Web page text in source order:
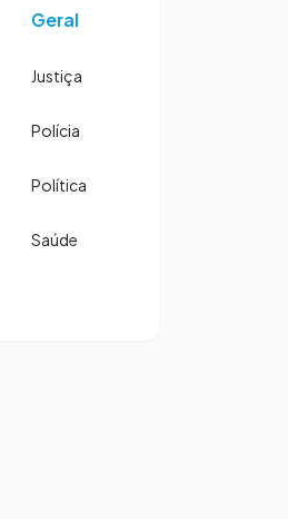
Geral
Justiça
Polícia
Política
Saúde